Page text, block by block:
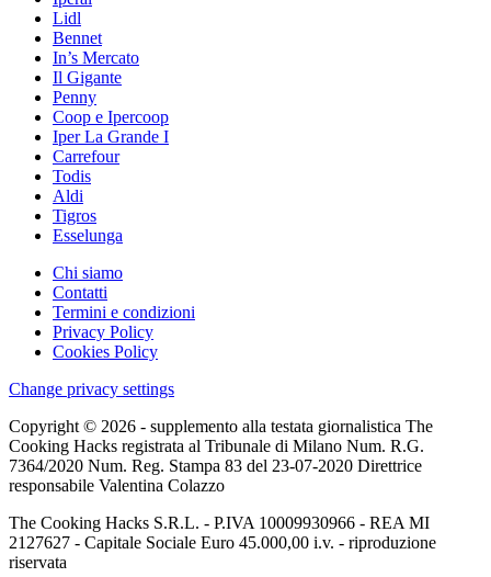
Lidl
Bennet
In’s Mercato
Il Gigante
Penny
Coop e Ipercoop
Iper La Grande I
Carrefour
Todis
Aldi
Tigros
Esselunga
Chi siamo
Contatti
Termini e condizioni
Privacy Policy
Cookies Policy
Change privacy settings
Copyright © 2026 - supplemento alla testata giornalistica The
Cooking Hacks registrata al Tribunale di Milano Num. R.G.
7364/2020 Num. Reg. Stampa 83 del 23-07-2020 Direttrice
responsabile Valentina Colazzo
The Cooking Hacks S.R.L. - P.IVA 10009930966 - REA MI
2127627 - Capitale Sociale Euro 45.000,00 i.v. - riproduzione
riservata